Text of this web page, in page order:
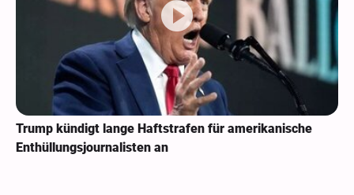
Trump kündigt lange Haftstrafen für amerikanische
Enthüllungsjournalisten an